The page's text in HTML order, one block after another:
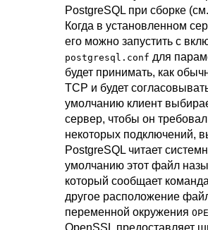
PostgreSQL при сборке (см.
Когда в установленном
его можно запустить с
postgresql.conf для
будет принимать, как
TCP и будет
умолчанию клиент
сервер, чтобы он
некоторых подключений,
PostgreSQL читает
умолчанию этот файл
который сообщает команда
другое расположение
переменной окружения
OpenSSL предоставляет